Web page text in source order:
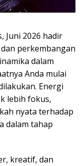
Juni 2026 hadir
perkembangan
dalam
Anda mulai
Energi
lebih fokus,
nyata terhadap
dalam tahap
kreatif, dan